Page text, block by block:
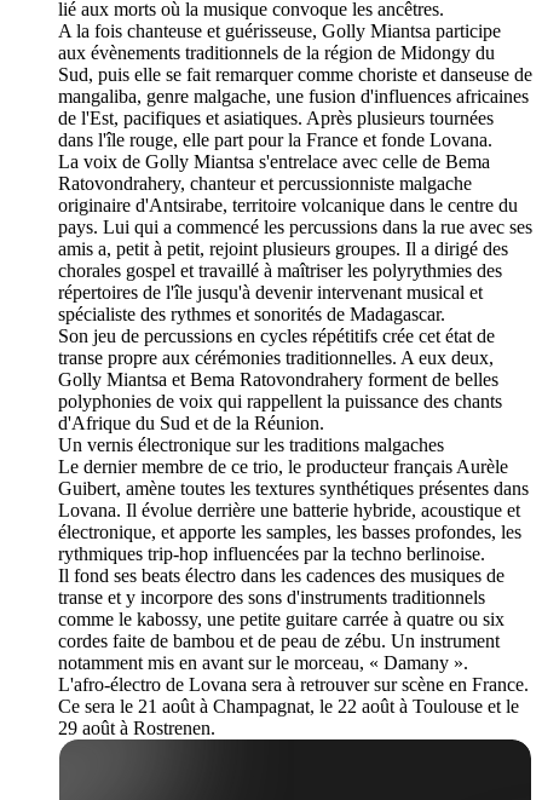
lié aux morts où la musique convoque les ancêtres.
A la fois chanteuse et guérisseuse, Golly Miantsa participe
aux évènements traditionnels de la région de Midongy du
Sud, puis elle se fait remarquer comme choriste et danseuse de
mangaliba, genre malgache, une fusion d'influences africaines
de l'Est, pacifiques et asiatiques. Après plusieurs tournées
dans l'île rouge, elle part pour la France et fonde Lovana.
La voix de Golly Miantsa s'entrelace avec celle de Bema
Ratovondrahery, chanteur et percussionniste malgache
originaire d'Antsirabe, territoire volcanique dans le centre du
pays. Lui qui a commencé les percussions dans la rue avec ses
amis a, petit à petit, rejoint plusieurs groupes. Il a dirigé des
chorales gospel et travaillé à maîtriser les polyrythmies des
répertoires de l'île jusqu'à devenir intervenant musical et
spécialiste des rythmes et sonorités de Madagascar.
Son jeu de percussions en cycles répétitifs crée cet état de
transe propre aux cérémonies traditionnelles. A eux deux,
Golly Miantsa et Bema Ratovondrahery forment de belles
polyphonies de voix qui rappellent la puissance des chants
d'Afrique du Sud et de la Réunion.
Un vernis électronique sur les traditions malgaches
Le dernier membre de ce trio, le producteur français Aurèle
Guibert, amène toutes les textures synthétiques présentes dans
Lovana. Il évolue derrière une batterie hybride, acoustique et
électronique, et apporte les samples, les basses profondes, les
rythmiques trip-hop influencées par la techno berlinoise.
Il fond ses beats électro dans les cadences des musiques de
transe et y incorpore des sons d'instruments traditionnels
comme le kabossy, une petite guitare carrée à quatre ou six
cordes faite de bambou et de peau de zébu. Un instrument
notamment mis en avant sur le morceau, « Damany ».
L'afro-électro de Lovana sera à retrouver sur scène en France.
Ce sera le 21 août à Champagnat, le 22 août à Toulouse et le
29 août à Rostrenen.